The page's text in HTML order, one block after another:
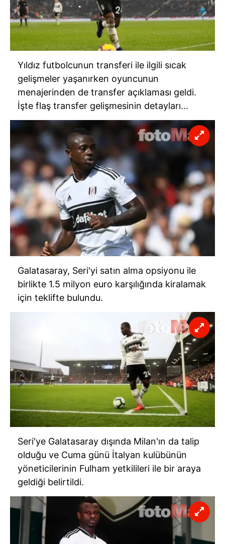
Yıldız futbolcunun transferi ile ilgili sıcak
gelişmeler yaşanırken oyuncunun
menajerinden de transfer açıklaması geldi.
İşte flaş transfer gelişmesinin detayları...
Galatasaray, Seri'yi satın alma opsiyonu ile
birlikte 1.5 milyon euro karşılığında kiralamak
için teklifte bulundu.
Seri'ye Galatasaray dışında Milan'ın da talip
olduğu ve Cuma günü İtalyan kulübünün
yöneticilerinin Fulham yetkilileri ile bir araya
geldiği belirtildi.